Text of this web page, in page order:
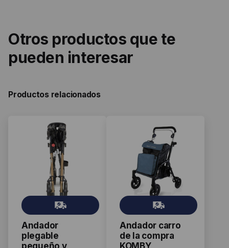
Otros productos que te
pueden interesar
Productos relacionados
Andador
plegable
pequeño y
Gr
ati
s
Andador carro
de la compra
KOMBY
Gr
ati
s